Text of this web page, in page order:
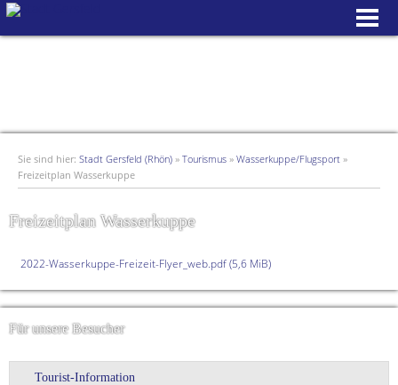
Sie sind hier: Stadt Gersfeld (Rhön) » Tourismus » Wasserkuppe/Flugsport »
Freizeitplan Wasserkuppe
Freizeitplan Wasserkuppe
2022-Wasserkuppe-Freizeit-Flyer_web.pdf(5,6 MiB)
Für unsere Besucher
Tourist-Information